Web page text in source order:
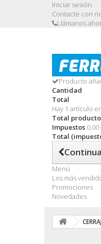
Iniciar sesión
Contacte con
Llámanos
Producto
Cantidad
Total
Hay 1 artículo
Total
Impuestos 0,00
Total
Menú
Los más
Promociones
Novedades